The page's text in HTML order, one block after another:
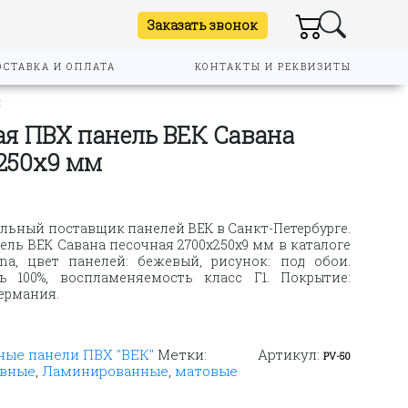
Заказать звонок
И ОПЛАТА КОНТАКТЫ И РЕКВИЗИТЫ
ПВХ панель ВЕК Савана
мм
поставщик панелей ВЕК в Санкт-Петербурге.
ВЕК Савана песочная 2700х250х9 мм в каталоге
цвет панелей: бежевый, рисунок: под обои.
100%, воспламеняемость класс Г1. Покрытие:
Артикул: PV-50
панели ПВХ "ВЕК" Метки:
Ламинированные матовые